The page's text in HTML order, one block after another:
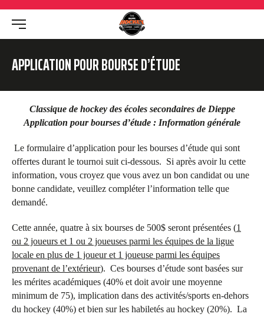
APPLICATION POUR BOURSE D’ÉTUDE
Classique de hockey des écoles secondaires de Dieppe
Application pour bourses d’étude : Information générale
Le formulaire d’application pour les bourses d’étude qui sont
offertes durant le tournoi suit ci-dessous. Si après avoir lu cette
information, vous croyez que vous avez un bon candidat ou une
bonne candidate, veuillez compléter l’information telle que
demandé.
Cette année, quatre à six bourses de 500$ seront présentées (1
ou 2 joueurs et 1 ou 2 joueuses parmi les équipes de la ligue
locale en plus de 1 joueur et 1 joueuse parmi les équipes
provenant de l’extérieur). Ces bourses d’étude sont basées sur
les mérites académiques (40% et doit avoir une moyenne
minimum de 75), implication dans des activités/sports en-dehors
du hockey (40%) et bien sur les habiletés au hockey (20%). La